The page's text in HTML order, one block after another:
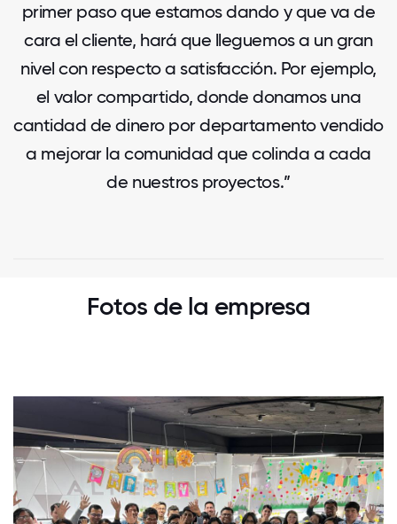
primer paso que estamos dando y que va de
cara el cliente, hará que lleguemos a un gran
nivel con respecto a satisfacción. Por ejemplo,
el valor compartido, donde donamos una
cantidad de dinero por departamento vendido
a mejorar la comunidad que colinda a cada
de nuestros proyectos.”
Fotos de la empresa